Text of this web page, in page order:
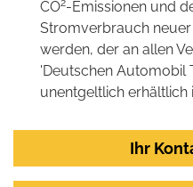
CO2-Emissionen und
Stromverbrauch
werden, der an allen
'Deutschen Automobil
unentgeltlich erhältlich
Ihr